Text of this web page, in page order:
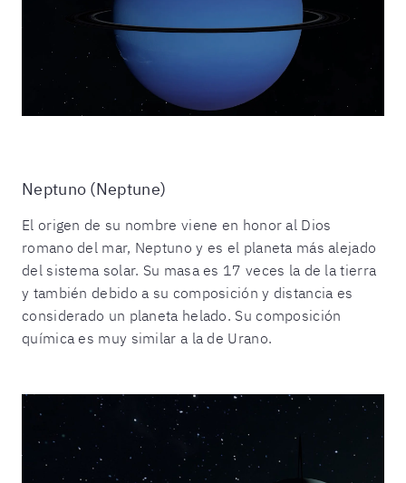
Neptuno (Neptune)
El origen de su nombre viene en honor al Dios
romano del mar, Neptuno y es el planeta más alejado
del sistema solar. Su masa es 17 veces la de la tierra
y también debido a su composición y distancia es
considerado un planeta helado. Su composición
química es muy similar a la de Urano.